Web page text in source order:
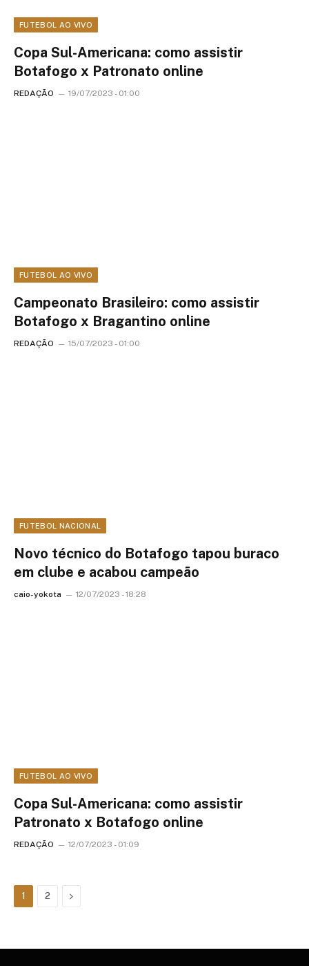
FUTEBOL AO VIVO
Copa Sul-Americana: como assistir
Botafogo x Patronato online
REDAÇÃO 19/07/2023 - 01:00
FUTEBOL AO VIVO
Campeonato Brasileiro: como assistir
Botafogo x Bragantino online
REDAÇÃO 15/07/2023 - 01:00
FUTEBOL NACIONAL
Novo técnico do Botafogo tapou buraco
em clube e acabou campeão
caio-yokota 12/07/2023 - 18:28
FUTEBOL AO VIVO
Copa Sul-Americana: como assistir
Patronato x Botafogo online
REDAÇÃO 12/07/2023 - 01:09
1 2 Next